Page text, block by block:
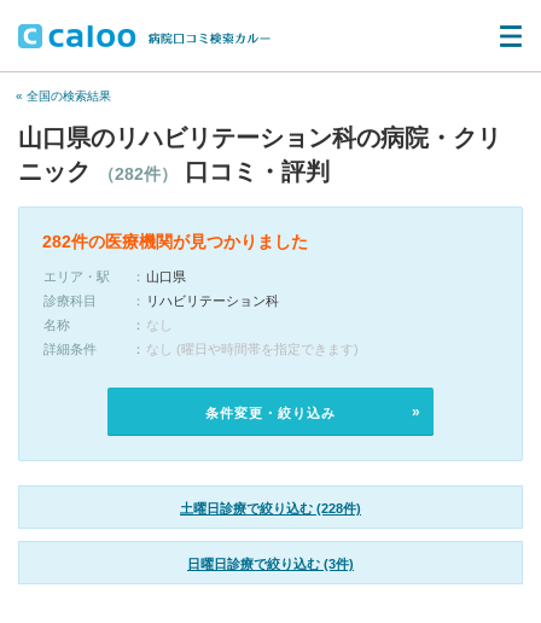
« 全国の検索結果
山口県のリハビリテーション科の病院・クリ
ニック
（282件） 口コミ・評判
282件の医療機関が見つかりました
エリア・駅
山口県
診療科目
リハビリテーション科
名称
なし
詳細条件
なし (曜日や時間帯を指定できます)
条件変更・絞り込み
土曜日診療で絞り込む (228件)
日曜日診療で絞り込む (3件)